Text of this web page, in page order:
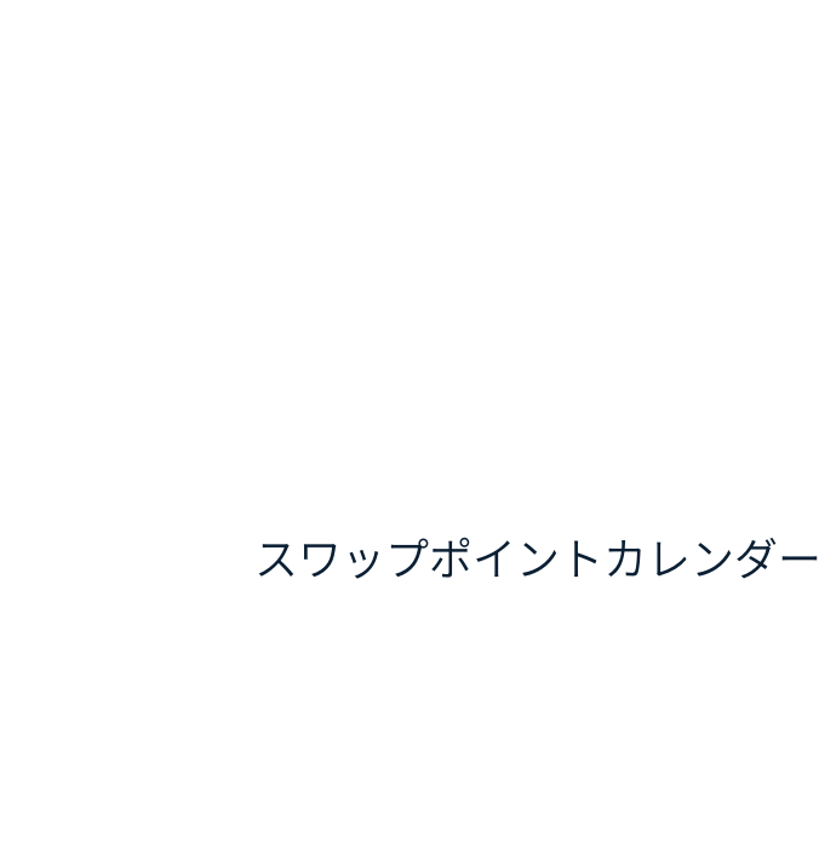
スワップポイント カレンダー